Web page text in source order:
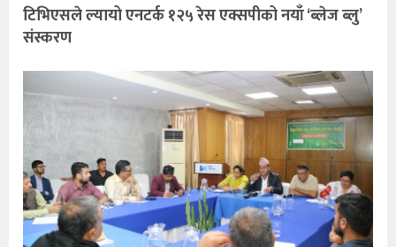
टिभिएसले ल्यायो एनटर्क १२५ रेस एक्सपीको नयाँ ‘ब्लेज ब्लु’
संस्करण